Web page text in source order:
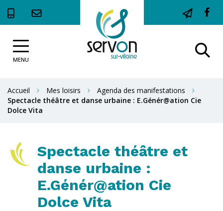
MENU
Site
officiel
de
Servon-
Accueil Mes loisirs
Agenda des manifestations
Spectacle théâtre et danse urbaine : E.Génér@ation Cie
Dolce Vita
Spectacle théâtre et
danse urbaine :
E.Génér@ation Cie
Dolce Vita